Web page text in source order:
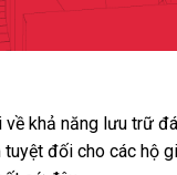
khả năng lưu trữ
đối cho các hộ